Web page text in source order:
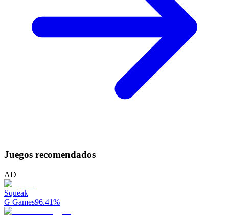
Juegos recomendados
AD
Squeak
G Games96.41%